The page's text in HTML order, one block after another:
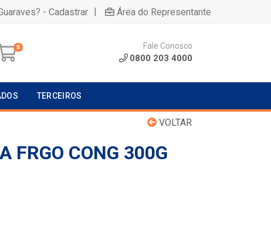
- Cadastrar | Área do Representante
0 Fale Conosco
0800 203 4000
TERCEIROS
VOLTAR
FRGO CONG 300G